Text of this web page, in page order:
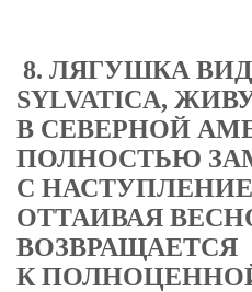
8. ЛЯГУШКА
SYLVATICA,
В СЕВЕРНОЙ
ПОЛНОСТЬЮ
С
ОТТАИВАЯ
ВОЗВРАЩАЕТСЯ
К